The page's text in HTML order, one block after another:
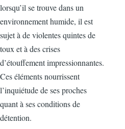
lorsqu’il se trouve dans un
environnement humide, il est
sujet à de violentes quintes de
toux et à des crises
d’étouffement impressionnantes.
Ces éléments nourrissent
l’inquiétude de ses proches
quant à ses conditions de
détention.